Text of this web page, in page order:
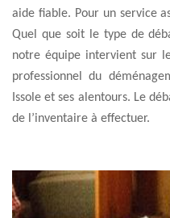
aide fiable. Pour un service
Quel que soit le type de
notre équipe intervient sur
professionnel du
Issole et ses alentours. Le
de l’inventaire à effectuer.